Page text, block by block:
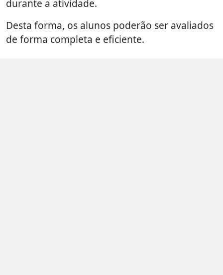
durante a atividade.
Desta forma, os alunos poderão ser avaliados
de forma completa e eficiente.